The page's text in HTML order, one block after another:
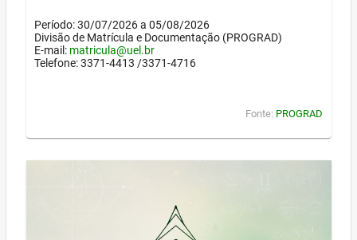
Período: 30/07/2026 a 05/08/2026
Divisão de Matrícula e Documentação (PROGRAD)
E-mail: matricula@uel.br
Telefone: 3371-4413 /3371-4716
Fonte: PROGRAD